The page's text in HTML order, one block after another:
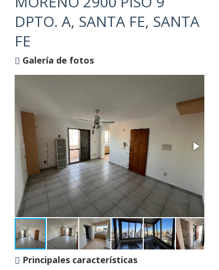
DPTO. A, SANTA FE, SANTA
FE
Galería de fotos
Principales características